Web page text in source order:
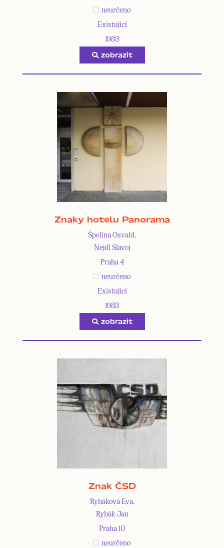
neurčeno
Existující
1983
zobrazit
Znaky hotelu Panorama
Špelina Osvald,
Nejdl Slavoj
Praha 4
neurčeno
Existující
1983
zobrazit
Znak ČSD
Rybáková Eva,
Rybák Jan
Praha 10
neurčeno